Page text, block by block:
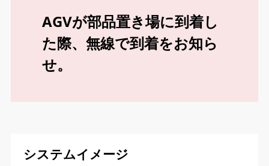
AGVが部品置き場に到着し
た際、無線で到着をお知ら
せ。
システムイメージ